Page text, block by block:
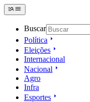
Buscar
Política
Eleições
Internacional
Nacional
Agro
Infra
Esportes